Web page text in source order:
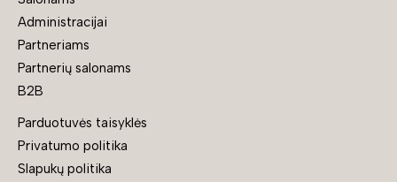
Administracijai
Partneriams
Partnerių salonams
B2B
Parduotuvės taisyklės
Privatumo politika
Slapukų politika